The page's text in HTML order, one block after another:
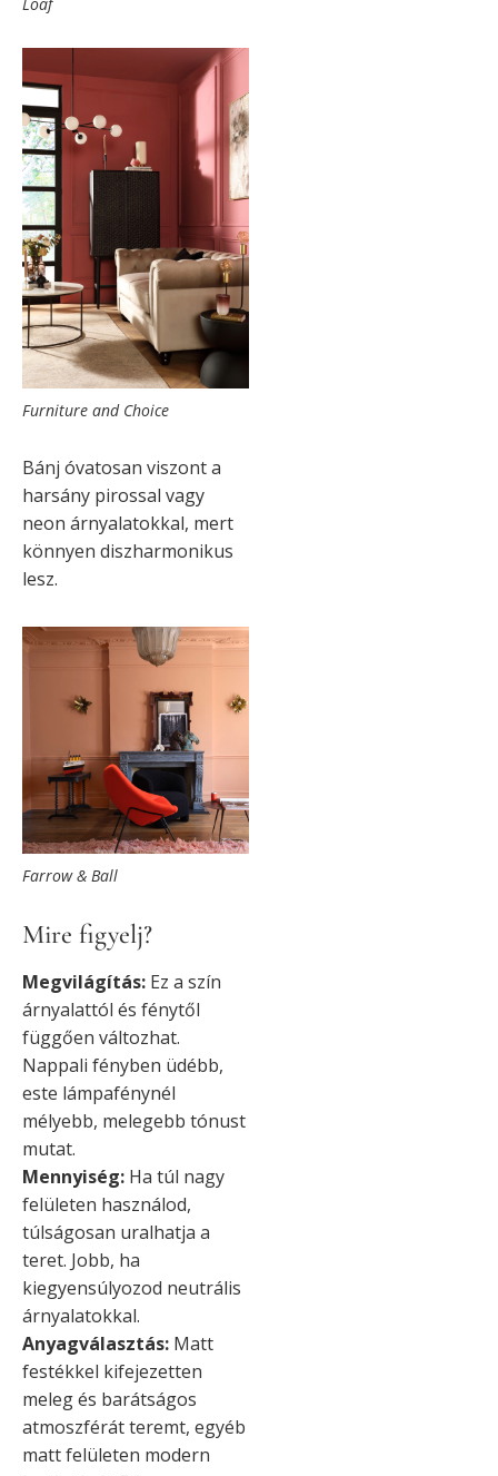
Furniture and Choice
Bánj óvatosan viszont a
harsány pirossal vagy
neon árnyalatokkal, mert
könnyen diszharmonikus
lesz.
Farrow & Ball
Mire figyelj?
Megvilágítás: Ez a szín
árnyalattól és fénytől
függően változhat.
Nappali fényben üdébb,
este lámpafénynél
mélyebb, melegebb tónust
mutat.
Mennyiség: Ha túl nagy
felületen használod,
túlságosan uralhatja a
teret. Jobb, ha
kiegyensúlyozod neutrális
árnyalatokkal.
Anyagválasztás: Matt
festékkel kifejezetten
meleg és barátságos
atmoszférát teremt, egyéb
matt felületen modern